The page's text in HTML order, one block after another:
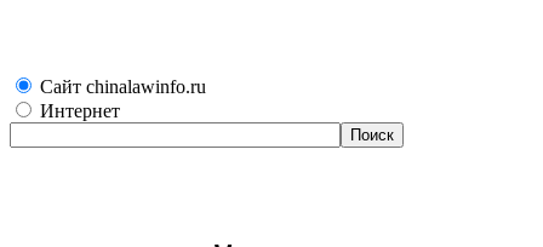
Сайт chinalawinfo.ru
Интернет